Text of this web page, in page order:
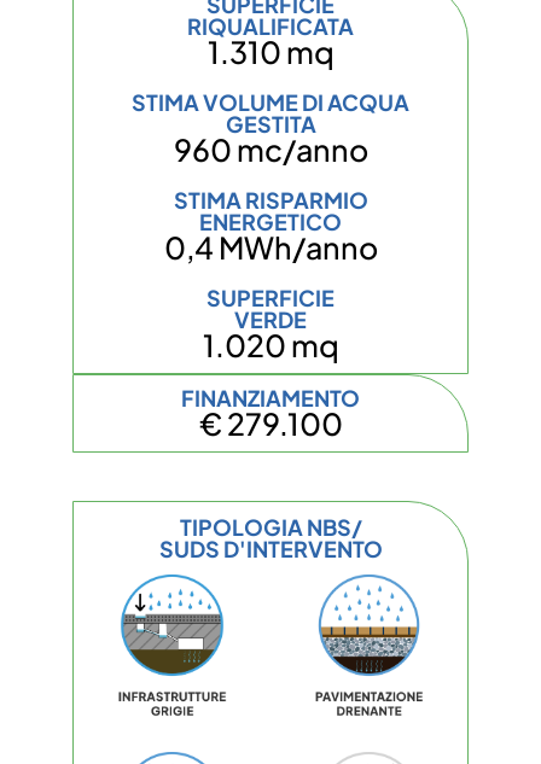
RIQUALIFICATA
1.310 mq
STIMA VOLUME DI ACQUA
GESTITA
960 mc/anno
STIMA RISPARMIO
ENERGETICO
0,4 MWh/anno
SUPERFICIE
VERDE
1.020 mq
FINANZIAMENTO
€ 279.100
TIPOLOGIA NBS/
SUDS D'INTERVENTO